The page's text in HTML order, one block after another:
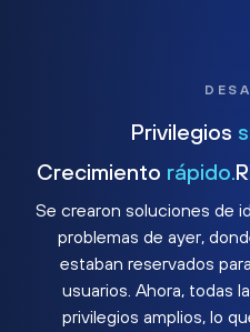
Privilegios
Crecimiento rápido.
Se crearon soluciones de
problemas de ayer,
estaban reservados
usuarios. Ahora, todas
privilegios amplios, lo